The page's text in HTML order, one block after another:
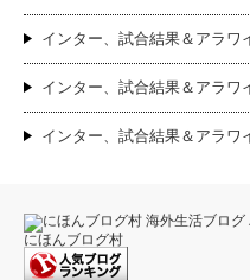
インター、試合結果＆アラワ
インター、試合結果＆アラワ
インター、試合結果＆アラワ
にほんブログ村